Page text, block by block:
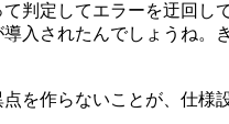
判定してエラーを迂回し
入されたんでしょうね。
を作らないことが、仕様